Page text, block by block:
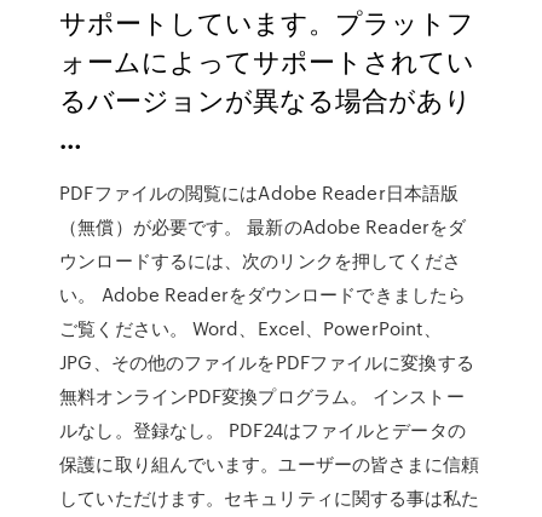
サポートしています。プラットフ
ォームによってサポートされてい
るバージョンが異なる場合があり
…
PDFファイルの閲覧にはAdobe Reader日本語版
（無償）が必要です。 最新のAdobe Readerをダ
ウンロードするには、次のリンクを押してくださ
い。 Adobe Readerをダウンロードできましたら
ご覧ください。 Word、Excel、PowerPoint、
JPG、その他のファイルをPDFファイルに変換する
無料オンラインPDF変換プログラム。 インストー
ルなし。登録なし。 PDF24はファイルとデータの
保護に取り組んでいます。ユーザーの皆さまに信頼
していただけます。セキュリティに関する事は私た